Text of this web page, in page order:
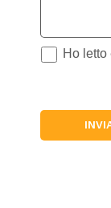
Ho letto